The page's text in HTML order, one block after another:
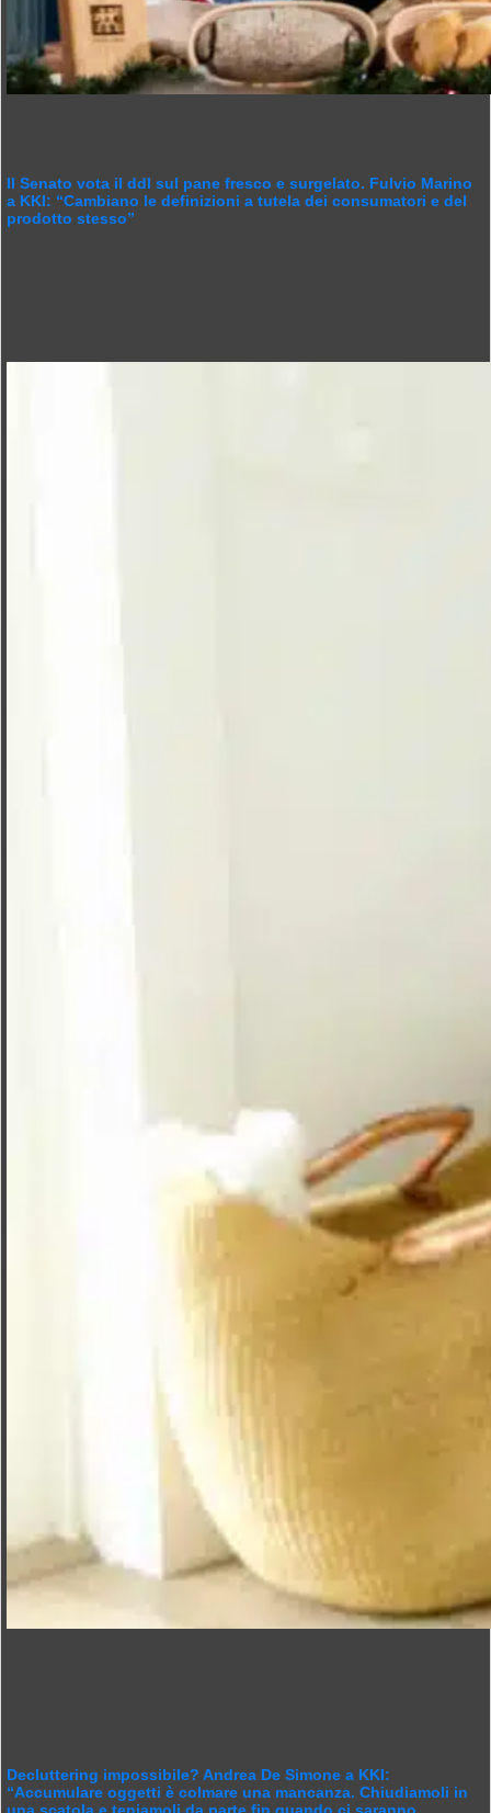
Il Senato vota il ddl sul pane fresco e surgelato. Fulvio Marino
a KKI: “Cambiano le definizioni a tutela dei consumatori e del
prodotto stesso”
Decluttering impossibile? Andrea De Simone a KKI:
“Accumulare oggetti è colmare una mancanza. Chiudiamoli in